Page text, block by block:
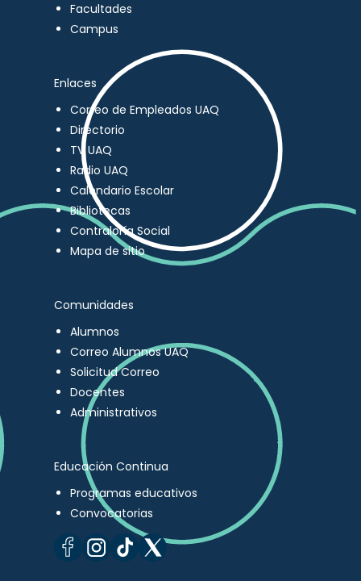
Facultades
Campus
Enlaces
Correo de Empleados UAQ
Directorio
TV UAQ
Radio UAQ
Calendario Escolar
Bibliotecas
Contraloría Social
Mapa de sitio
Comunidades
Alumnos
Correo Alumnos UAQ
Solicitud Correo
Docentes
Administrativos
Educación Continua
Programas educativos
Convocatorias